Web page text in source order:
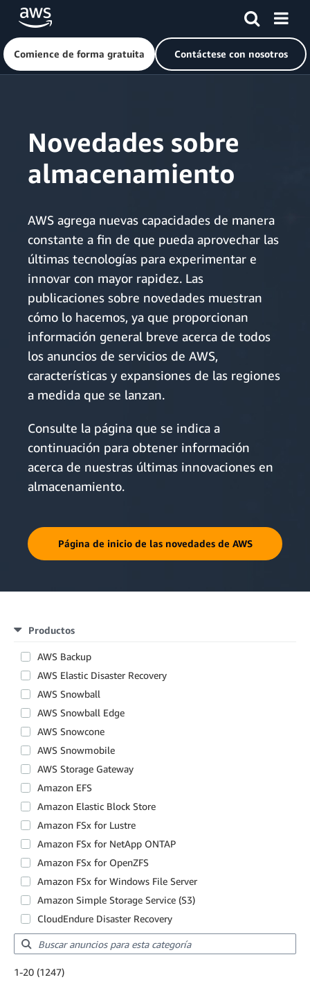
Comience de forma gratuita Contáctese con nosotros
Novedades sobre
almacenamiento
AWS agrega nuevas capacidades de manera
constante a fin de que pueda aprovechar las
últimas tecnologías para experimentar e
innovar con mayor rapidez. Las
publicaciones sobre novedades muestran
cómo lo hacemos, ya que proporcionan
información general breve acerca de todos
los anuncios de servicios de AWS,
características y expansiones de las regiones
a medida que se lanzan.
Consulte la página que se indica a
continuación para obtener información
acerca de nuestras últimas innovaciones en
almacenamiento.
Página de inicio de las novedades de AWS
Productos
AWS Backup
AWS Elastic Disaster Recovery
AWS Snowball
AWS Snowball Edge
AWS Snowcone
AWS Snowmobile
AWS Storage Gateway
Amazon EFS
Amazon Elastic Block Store
Amazon FSx for Lustre
Amazon FSx for NetApp ONTAP
Amazon FSx for OpenZFS
Amazon FSx for Windows File Server
Amazon Simple Storage Service (S3)
CloudEndure Disaster Recovery
1-20 (1247)
Showing results: 1-20